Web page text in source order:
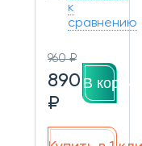
к
сравнению
960 ₽
890
₽
В